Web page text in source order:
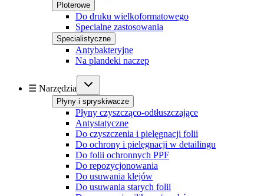
Ploterowe
Do druku wielkoformatowego
Specialne zastosowania
Specialistyczne
Antybakteryjne
Na plandeki naczep
☰ Narzędzia
Płyny i spryskiwacze
Płyny czyszcząco-odtłuszczające
Antystatyczne
Do czyszczenia i pielęgnacji folii
Do ochrony i pielęgnacji w detailingu
Do folii ochronnych PPF
Do repozycjonowania
Do usuwania klejów
Do usuwania starych folii